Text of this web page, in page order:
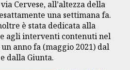
Cervese, all’altezza della
una settimana fa.
è stata dedicata alla
agli interventi contenuti nel
anno fa (maggio 2021) dal
dalla Giunta.